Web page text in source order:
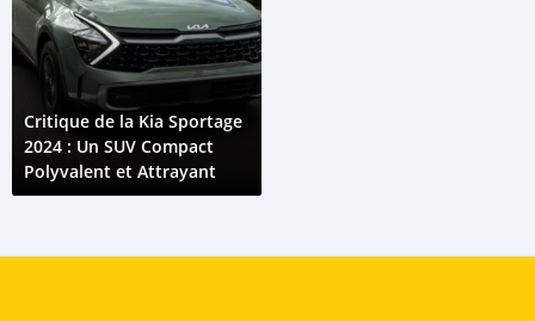
Critique de la Kia Sportage
2024 : Un SUV Compact
Polyvalent et Attrayant